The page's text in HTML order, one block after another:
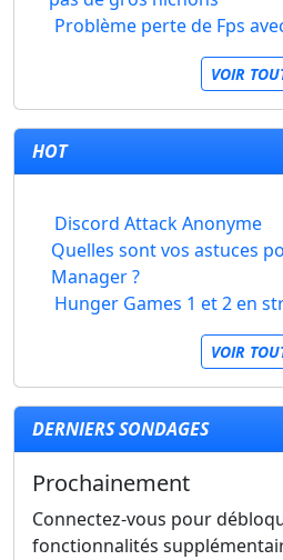
Problème perte de Fps
VOIR
HOT
Discord Attack Anonyme
Quelles sont vos astuces
Manager ?
Hunger Games 1 et 2 en
VOIR
DERNIERS SONDAGES
Prochainement
Connectez-vous pour
fonctionnalités